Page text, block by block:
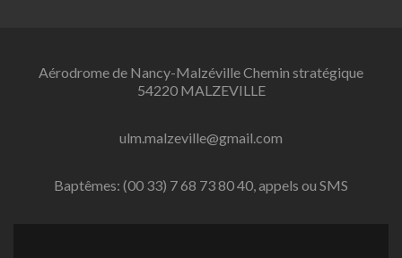
Aérodrome de Nancy-Malzéville Chemin stratégique
54220 MALZEVILLE
ulm.malzeville@gmail.com
Baptêmes: (00 33) 7 68 73 80 40, appels ou SMS